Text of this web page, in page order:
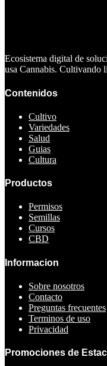
Ecosistema digital de
usa Cannabis. Cultivando
Contenidos
Cultivo
Variedades
Salud
Guias
Cultura
Productos
Permisos
Semillas
Cursos
CBD
Informacion
Sobre nosotros
Contacto
Preguntas frecuentes
Terminos de uso
Privacidad
Promociones de